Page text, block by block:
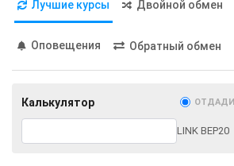
Terra Classic (LUNC)
ERC20 TRC20
BEP20
SOL
POL
ARB
NEAR
Tether Gold (XAUt)
Лучшие курсы Двойной обмен
Оповещения Обратный обмен
Калькулятор
LINK BEP20